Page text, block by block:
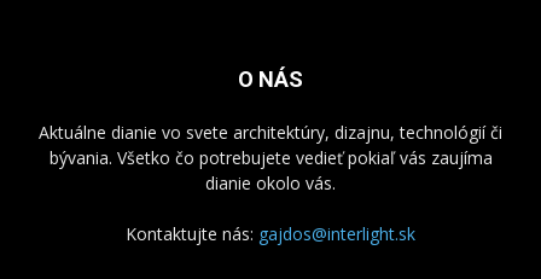
O NÁS
Aktuálne dianie vo svete architektúry, dizajnu, technológií či
bývania. Všetko čo potrebujete vedieť pokiaľ vás zaujíma
dianie okolo vás.
Kontaktujte nás: gajdos@interlight.sk